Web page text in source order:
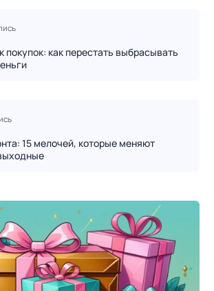
покупок: как перестать выбрасывать
15 мелочей, которые меняют